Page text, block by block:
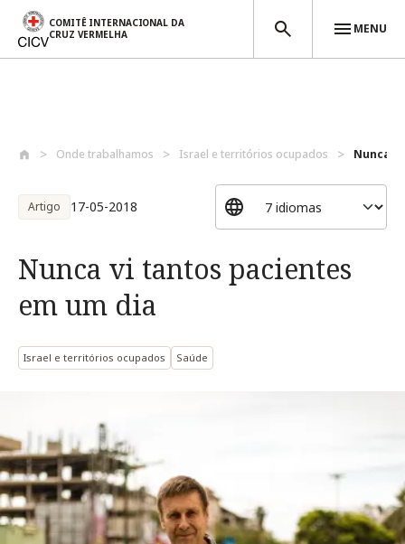
COMITÊ INTERNACIONAL DA
CRUZ VERMELHA
MENU
Onde trabalhamos Israel e territórios ocupados Nunca
Artigo 17-05-2018
Nunca vi tantos pacientes
em um dia
Israel e territórios ocupados Saúde